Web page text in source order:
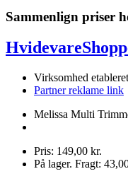
Sammenlign priser
Virksomhed
Partner reklame link
Melissa Multi
Pris: 149,00 kr.
På lager. Fragt: